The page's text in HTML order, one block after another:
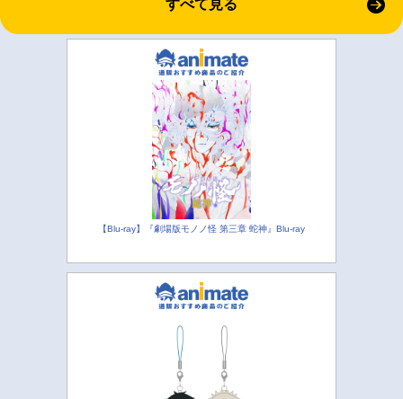
すべて見る
【Blu-ray】『劇場版モノノ怪 第三章 蛇神』Blu-ray